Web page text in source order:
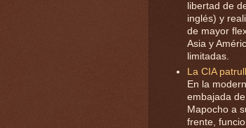
libertad de
inglés) y
de mayor
Asia y
limitadas.
La CIA
En la
embajada
Mapocho a
frente,